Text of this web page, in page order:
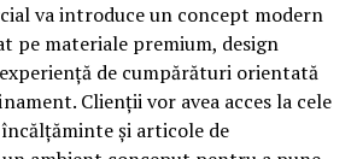
va introduce un concept modern
pe materiale premium, design
de cumpărături orientată
Clienții vor avea acces la cele
și articole de